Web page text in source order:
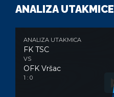
ANALIZA UTAKMICE
ANALIZA UTAKMICA
FK TSC
VS
OFK Vršac
1 : 0